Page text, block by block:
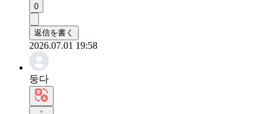
0
返信を書く
2026.07.01 19:58
둥다